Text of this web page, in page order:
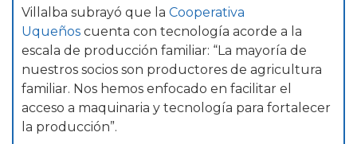
Villalba subrayó que la Cooperativa
Uqueños cuenta con tecnología acorde a la
escala de producción familiar: “La mayoría de
nuestros socios son productores de agricultura
familiar. Nos hemos enfocado en facilitar el
acceso a maquinaria y tecnología para fortalecer
la producción”.